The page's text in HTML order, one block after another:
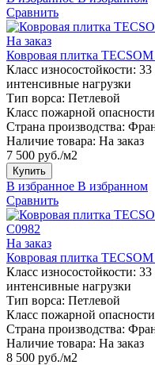
Сравнить
На заказ
Ковровая плитка
Класс износостойкости: 33
интенсивные нагрузки
Тип ворса: Петлевой
Класс пожарной
Страна производства:
Наличие товара: На заказ
7 500 руб./м2
Купить
В избранное В избранном
Сравнить
На заказ
Ковровая плитка
Класс износостойкости: 33
интенсивные нагрузки
Тип ворса: Петлевой
Класс пожарной
Страна производства:
Наличие товара: На заказ
8 500 руб./м2